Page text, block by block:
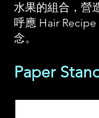
水果的組合， 營
呼應 Hair
念。
Paper